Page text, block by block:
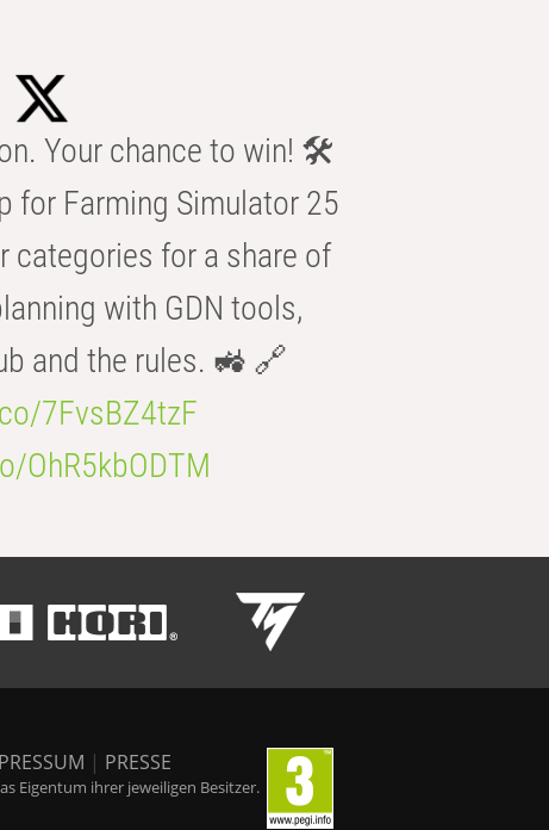
Your chance to win! 🛠️
for Farming Simulator 25
categories for a share of
with GDN tools,
and the rules. 🚜 🔗
7FvsBZ4tzF
OhR5kbODTM
| PRESSE
Eigentum ihrer jeweiligen Besitzer.